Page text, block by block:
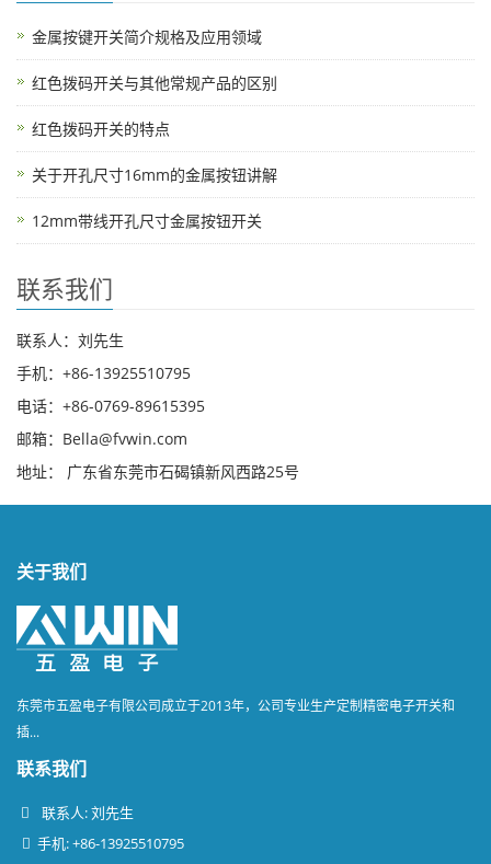
金属按键开关简介规格及应用领域
红色拨码开关与其他常规产品的区别
红色拨码开关的特点
关于开孔尺寸16mm的金属按钮讲解
12mm带线开孔尺寸金属按钮开关
联系我们
联系人：刘先生
手机：+86-13925510795
电话：+86-0769-89615395
邮箱：Bella@fvwin.com
地址： 广东省东莞市石碣镇新风西路25号
关于我们
东莞市五盈电子有限公司成立于2013年，公司专业生产定制精密电子开关和
插...
联系我们
联系人: 刘先生
手机: +86-13925510795